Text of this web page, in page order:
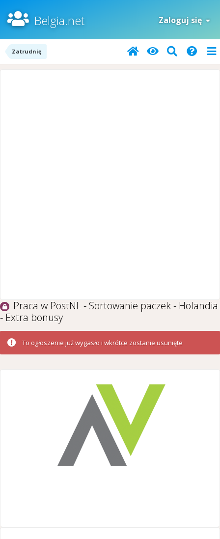
Belgia.net Zaloguj się
Zatrudnię
Praca w PostNL - Sortowanie paczek - Holandia
- Extra bonusy
To ogłoszenie już wygasło i wkrótce zostanie usunięte